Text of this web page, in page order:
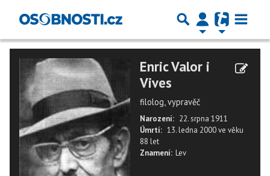
Enric Valor i
Vives
filolog, vypravěč
Narození: 22. srpna 1911
Úmrtí: 13. ledna 2000ve věku
88 let
Znamení: Lev